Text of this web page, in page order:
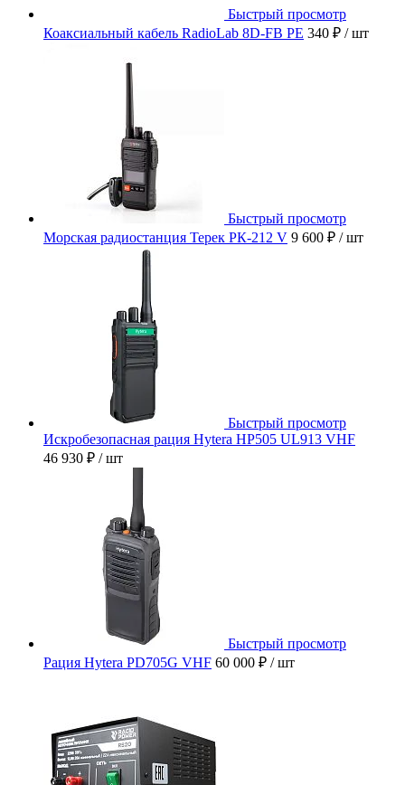
Быстрый просмотр
Коаксиальный кабель RadioLab 8D-FB PE 340 ₽ / шт
Быстрый просмотр
Морская радиостанция Терек РК-212 V 9 600 ₽ / шт
Быстрый просмотр
Искробезопасная рация Hytera HP505 UL913 VHF
46 930 ₽ / шт
Быстрый просмотр
Рация Hytera PD705G VHF 60 000 ₽ / шт